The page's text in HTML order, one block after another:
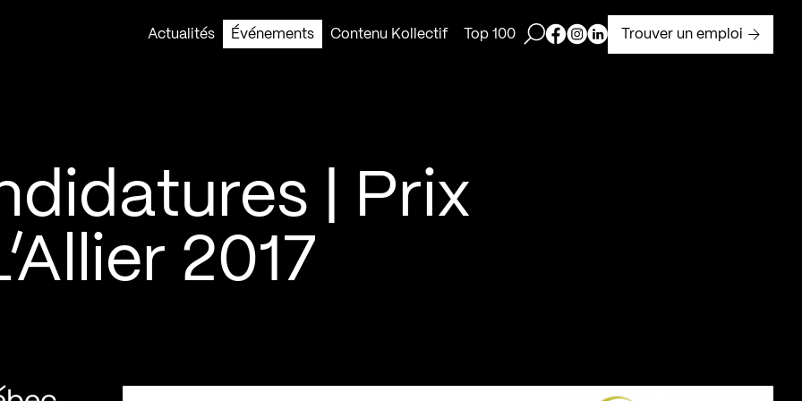
Actualités
Événements Contenu Kollectif Top 100 Ouvrir la barre de recherche
Page Facebook de Kollectif
Page Instagram de Kollectif
Page Linkedin de Kollectif
Trouver un emploi
| Prix
2017